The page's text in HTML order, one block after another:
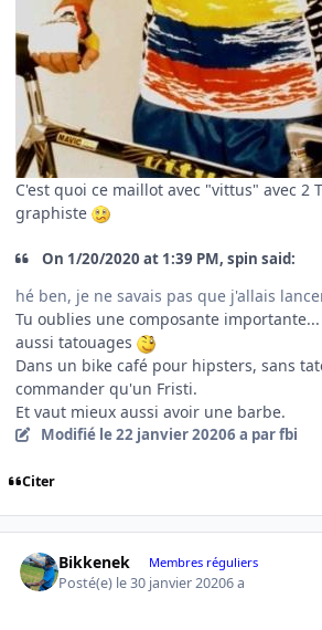
C'est quoi ce maillot avec "vittus" avec 2
graphiste
On 1/20/2020 at 1:39 PM, spin said:
hé ben, je ne savais pas que j'allais
Tu oublies une composante importante...
aussi tatouages
Dans un bike café pour hipsters, sans
commander qu'un Fristi.
Et vaut mieux aussi avoir une barbe.
Modifié le 22 janvier 20206 a par fbi
Citer
Bikkenek Membres réguliers
Posté(e) le 30 janvier 20206 a